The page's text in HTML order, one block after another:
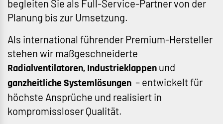
begleiten Sie als Full-Service-Partner von der
Planung bis zur Umsetzung.
Als international führender Premium-Hersteller
stehen wir maßgeschneiderte
Radialventilatoren, Industrieklappen und
ganzheitliche Systemlösungen – entwickelt für
höchste Ansprüche und realisiert in
kompromissloser Qualität.